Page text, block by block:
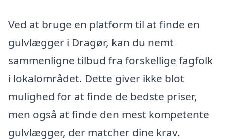
Ved at bruge en platform til at finde en
gulvlægger i Dragør, kan du nemt
sammenligne tilbud fra forskellige fagfolk
i lokalområdet. Dette giver ikke blot
mulighed for at finde de bedste priser,
men også at finde den mest kompetente
gulvlægger, der matcher dine krav.